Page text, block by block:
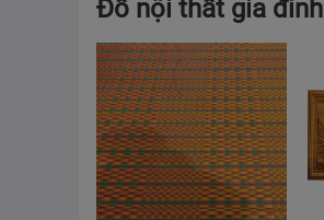
Đồ nội thất gia đình